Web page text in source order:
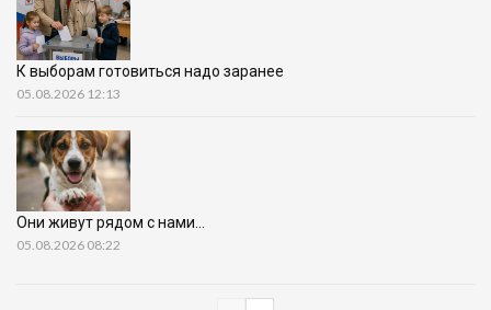
К выборам готовиться надо заранее
05.08.2026 12:13
Они живут рядом с нами…
05.08.2026 08:22